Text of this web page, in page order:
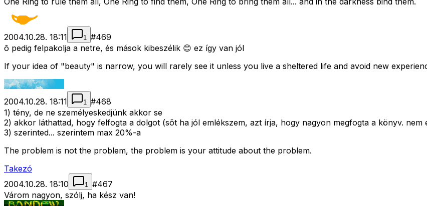
2004.10.28. 18:11 1 #469
õ pedig felpakolja a netre, és mások kibeszélik 😊 ez így van jól
If your idea of "beauty" is narrow, you will rarely see it unless you live a sheltered life and avoid new
2004.10.28. 18:11 1 #468
1) tény, de ne személyeskedjünk akkor se
2) akkor láthattad, hogy felfogta a dolgot (sõt ha jól emlékszem, azt írja, hogy nagyon megfogta a könyv.
3) szerinted... szerintem max 20%-a
The problem is not the problem, the problem is your attitude about the problem.
Takezó
2004.10.28. 18:10
1 #467
Várom nagyon, szólj, ha kész van!